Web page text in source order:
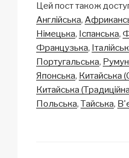
p
y
Li
n
k
ail c
e
b
o
o
k
Цей пост також
Англійська
Німецька Іспанська
Французька
Португальська
Японська Китайська
Китайська
Польська Тайська